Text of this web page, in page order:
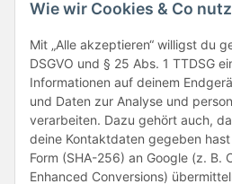
Wie wir Cookies & Co
Mit „Alle akzeptieren“ willigst du
DSGVO und § 25 Abs. 1 TTDSG
Informationen auf deinem
und Daten zur Analyse und
verarbeiten. Dazu gehört auch,
deine Kontaktdaten gegeben
Form (SHA-256) an Google (z. B.
Enhanced Conversions)
Folge uns